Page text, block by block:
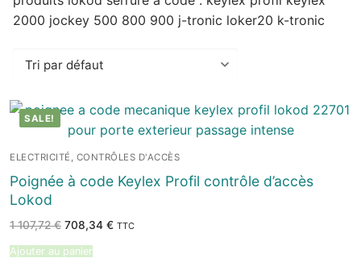
2000 jockey 500 800 900 j-tronic loker20 k-tronic
SALE!
ELECTRICITÉ, CONTRÔLES D'ACCÈS
Poignée à code Keylex Profil contrôle d’accès
Lokod
1 107,72€ Le
initial
était :
708,34 €Le
TTC
Ajouter au panier